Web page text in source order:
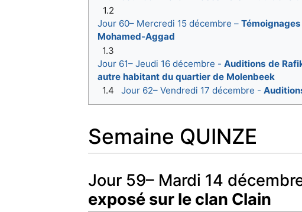
1.2
Jour 60– Mercredi 15 décembre –
Mohamed-Aggad
1.3
Jour 61– Jeudi 16 décembre - Auditions de
autre habitant du quartier de Molenbeek
1.4
Jour 62– Vendredi 17 décembre -
Semaine QUINZE
Jour 59– Mardi 14
exposé sur le clan Clain